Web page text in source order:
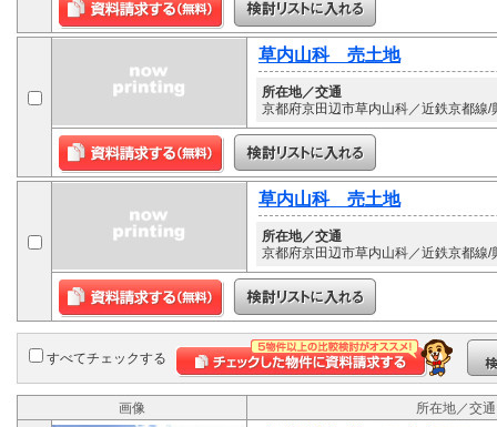
草内山科 売土地
所在地／交通
京都府京田辺市草内山科／近鉄京都線/
草内山科 売土地
所在地／交通
京都府京田辺市草内山科／近鉄京都線/
すべてチェックする
画像 所在地／交通